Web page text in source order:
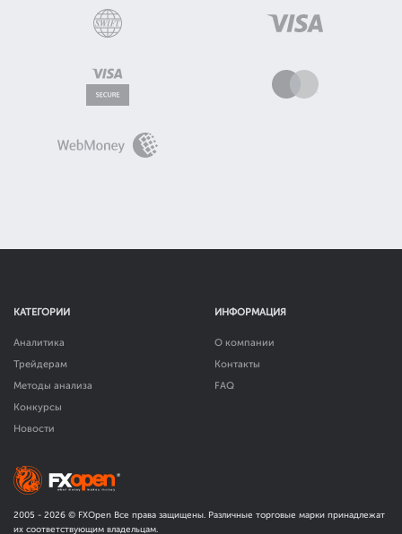
КАТЕГОРИИ
Аналитика
Трейдерам
Методы анализа
Конкурсы
Новости
ИНФОРМАЦИЯ
О компании
Контакты
FAQ
2005 - 2026 © FXOpen Все права защищены. Различные торговые марки принадлежат
их соответствующим владельцам.